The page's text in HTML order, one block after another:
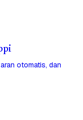
otomatis, dan